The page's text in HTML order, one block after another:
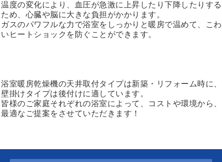
温度の変化により、血圧が急激に上昇したり下降したりする
ため、心臓や脳に大きな負担がかかります。
ガスのパワフルな力で浴室をしっかりと暖房で温めて、こわ
いヒートショックを防ぐことができます。
浴室暖房乾燥機の天井取付タイプは新築・リフォーム時に、
壁掛けタイプは後付けに適しています。
皆様のご家庭それぞれの浴室によって、コストや環境から、
最適なご提案をさせていただきます！